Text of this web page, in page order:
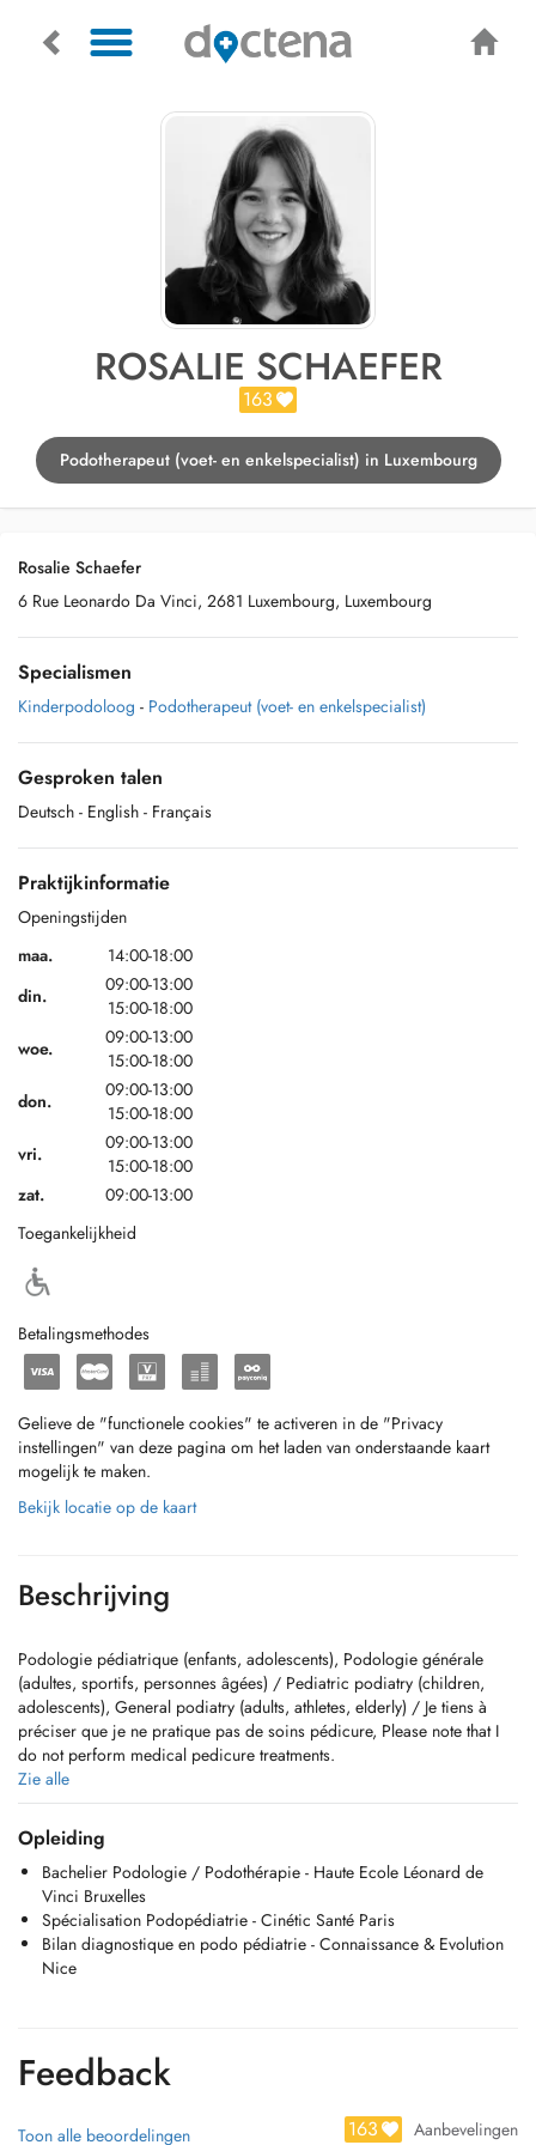
ROSALIE SCHAEFER
163
Podotherapeut (voet- en enkelspecialist) in Luxembourg
Rosalie Schaefer
6 Rue Leonardo Da Vinci, 2681 Luxembourg, Luxembourg
Specialismen
Kinderpodoloog - Podotherapeut (voet- en enkelspecialist)
Gesproken talen
Deutsch - English - Français
Praktijkinformatie
Openingstijden
maa.
14:00-18:00
din.
09:00-13:00
15:00-18:00
woe.
09:00-13:00
15:00-18:00
don.
09:00-13:00
15:00-18:00
vri.
09:00-13:00
15:00-18:00
zat.
09:00-13:00
Toegankelijkheid
Betalingsmethodes
Gelieve de "functionele cookies" te activeren in de "Privacy
instellingen" van deze pagina om het laden van onderstaande kaart
mogelijk te maken.
Bekijk locatie op de kaart
Beschrijving
Podologie pédiatrique (enfants, adolescents), Podologie générale
(adultes, sportifs, personnes âgées) / Pediatric podiatry (children,
adolescents), General podiatry (adults, athletes, elderly) / Je tiens à
préciser que je ne pratique pas de soins pédicure, Please note that I
do not perform medical pedicure treatments.
Spécialisée en podo-pédiatrie, ainsi que dans la fabrication de
semelles orthopédiques et d'orthoplasties sur mesure, j'ai pour
objectif d'améliorer le confort, la posture et la mobilité de chacun.
Mon accompagnement repose sur une écoute attentive, des conseils
personnalisés et un suivi régulier, pour offrir des solutions adaptées à
chaque besoin.
GSM : 621 294 346
Zie alle
Opleiding
Bachelier Podologie / Podothérapie - Haute Ecole Léonard de
Vinci Bruxelles
Spécialisation Podopédiatrie - Cinétic Santé Paris
Bilan diagnostique en podo pédiatrie - Connaissance & Evolution
Nice
Feedback
Toon alle beoordelingen 163 Aanbevelingen